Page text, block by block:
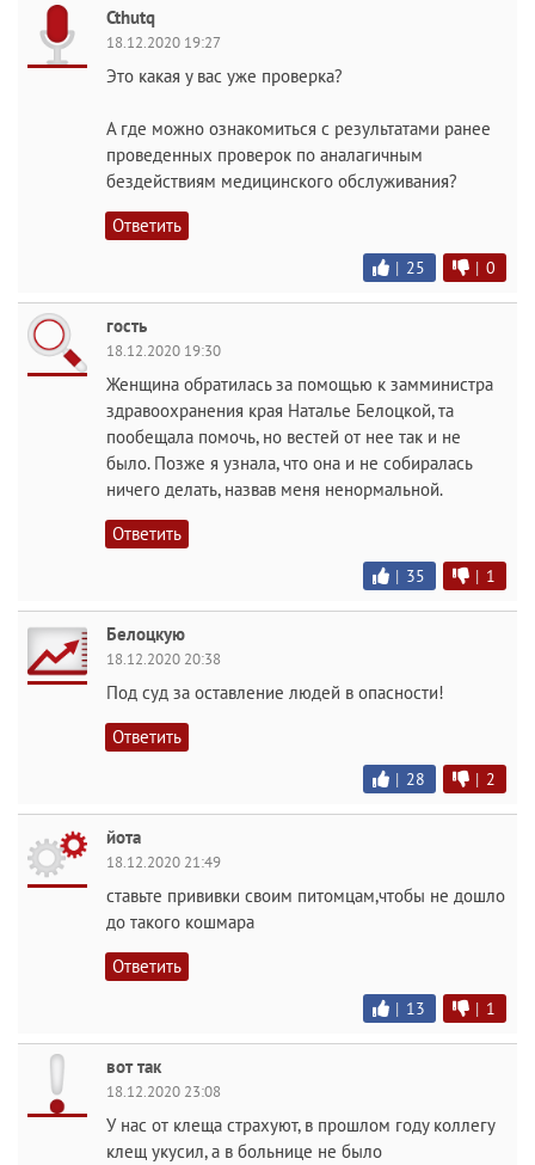
Cthutq
18.12.2020 19:27
Это какая у вас уже проверка?
А где можно ознакомиться с результатами ранее
проведенных проверок по аналагичным
бездействиям медицинского обслуживания?
Ответить
| 25 | 0
гость
18.12.2020 19:30
Женщина обратилась за помощью к замминистра
здравоохранения края Наталье Белоцкой, та
пообещала помочь, но вестей от нее так и не
было. Позже я узнала, что она и не собиралась
ничего делать, назвав меня ненормальной.
Ответить
| 35 | 1
Белоцкую
18.12.2020 20:38
Под суд за оставление людей в опасности!
Ответить
| 28 | 2
йота
18.12.2020 21:49
ставьте прививки своим питомцам,чтобы не дошло
до такого кошмара
Ответить
| 13 | 1
вот так
18.12.2020 23:08
У нас от клеща страхуют, в прошлом году коллегу
клещ укусил, а в больнице не было